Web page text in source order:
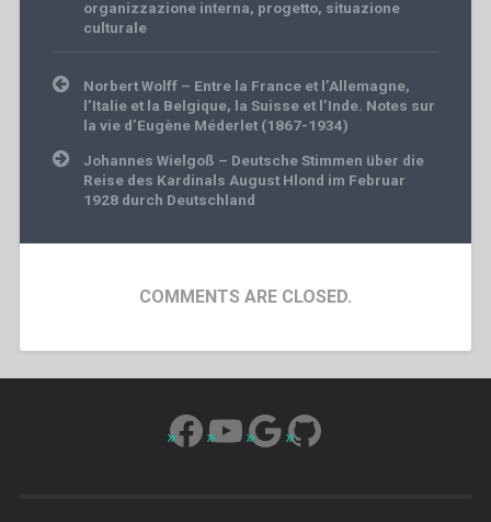
organizzazione interna, progetto, situazione
culturale
Post
navigation
Norbert Wolff – Entre la France et l’Allemagne,
l’Italie et la Belgique, la Suisse et l’Inde. Notes sur
la vie d’Eugène Méderlet (1867-1934)
Johannes Wielgoß – Deutsche Stimmen über die
Reise des Kardinals August Hlond im Februar
1928 durch Deutschland
COMMENTS ARE CLOSED.
Facebook
YouTube
Google
GitHub